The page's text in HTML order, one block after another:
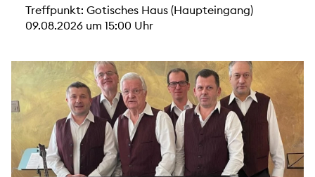
Treffpunkt: Gotisches Haus (Haupteingang)
09.08.2026 um 15:00 Uhr